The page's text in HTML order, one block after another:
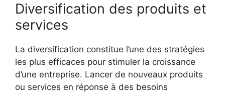
Diversification des produits et
services
La diversification constitue l’une des stratégies
les plus efficaces pour stimuler la croissance
d’une entreprise. Lancer de nouveaux produits
ou services en réponse à des besoins